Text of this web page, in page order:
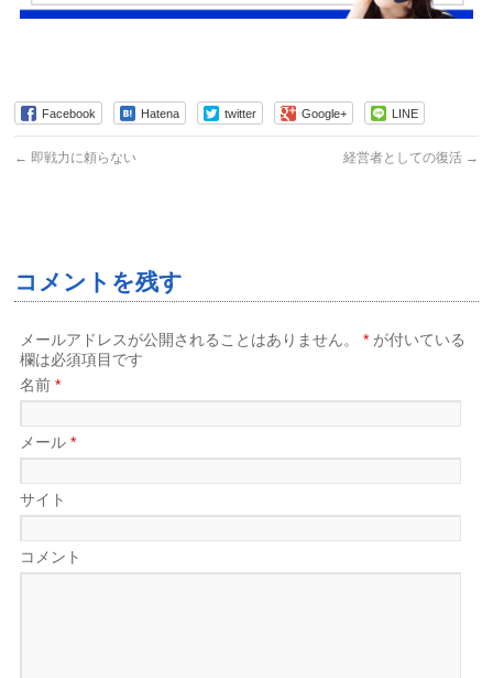
Facebook Hatena twitter Google+ LINE
← 即戦力に頼らない 経営者としての復活 →
コメントを残す
メールアドレスが公開されることはありません。 * が付いている
欄は必須項目です
名前*
メール*
サイト
コメント